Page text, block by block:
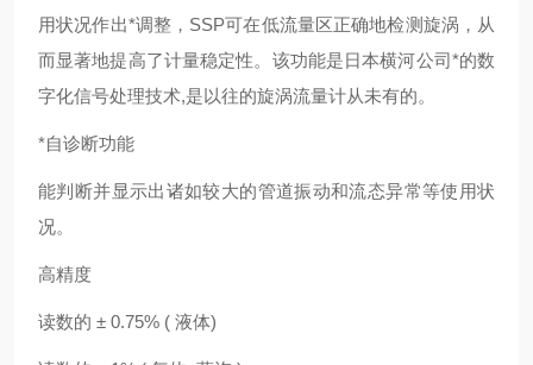
用状况作出*调整，SSP可在低流量区正确地检测旋涡，从
而显著地提高了计量稳定性。该功能是日本横河公司*的数
字化信号处理技术,是以往的旋涡流量计从未有的。
*自诊断功能
能判断并显示出诸如较大的管道振动和流态异常等使用状
况。
高精度
读数的 ± 0.75% ( 液体)